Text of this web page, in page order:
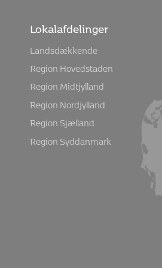
Lokalafdelinger
Landsdækkende
Region Hovedstaden
Region Midtjylland
Region Nordjylland
Region Sjælland
Region Syddanmark